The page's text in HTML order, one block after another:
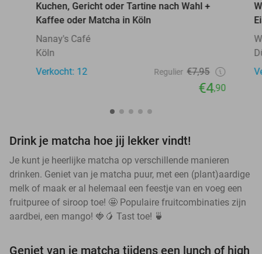
Kuchen, Gericht oder Tartine nach Wahl +
Kaffee oder Matcha in Köln
Nanay's Café
Köln
Verkocht: 12
Regulier €7,95
€4,90
Drink je matcha hoe jij lekker vindt!
Je kunt je heerlijke matcha op verschillende manieren
drinken. Geniet van je matcha puur, met een (plant)aardige
melk of maak er al helemaal een feestje van en voeg een
fruitpuree of siroop toe! 🤩 Populaire fruitcombinaties zijn
aardbei, een mango! 🍓🥭 Tast toe! 🍵
Geniet van je matcha tijdens een lunch of high